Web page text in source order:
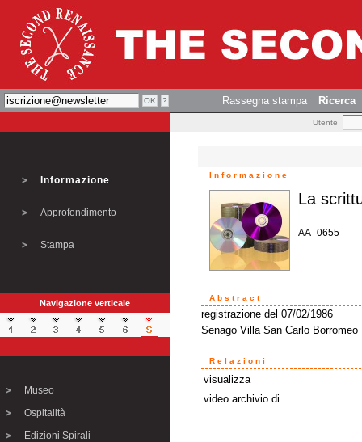
Rassegna stampa Ricerca
Utente
Informazione
Approfondimento
Stampa
Navigazione verticale
Museo
Ospitalità
Edizioni Spirali
Informazione
La
AA_0655
Abstract
registrazione del 07/02/1986
Senago Villa San Carlo Borromeo
Relazioni
visualizza
video archivio di